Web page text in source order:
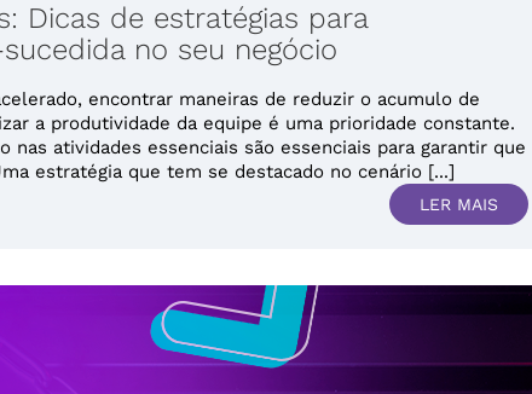
Dicas de estratégias para
no seu negócio
encontrar maneiras de reduzir o acumulo de
a produtividade da equipe é uma prioridade constante.
nas atividades essenciais são essenciais para garantir que
estratégia que tem se destacado no cenário [...]
LER MAIS